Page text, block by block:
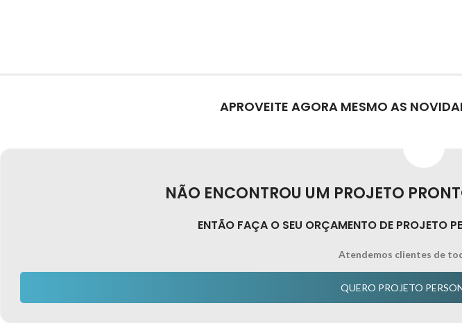
APROVEITE AGORA MESMO AS
NÃO ENCONTROU UM PROJETO
ENTÃO FAÇA O SEU ORÇAMENTO DE PROJETO
Atendemos clientes de
QUERO PROJETO